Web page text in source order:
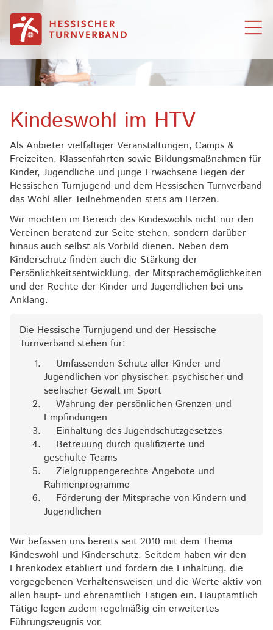
Kindeswohl im HTV
Als Anbieter vielfältiger Veranstaltungen, Camps &
Freizeiten, Klassenfahrten sowie Bildungsmaßnahmen für
Kinder, Jugendliche und junge Erwachsene liegen der
Hessischen Turnjugend und dem Hessischen Turnverband
das Wohl aller Teilnehmenden stets am Herzen.
Wir möchten im Bereich des Kindeswohls nicht nur den
Vereinen beratend zur Seite stehen, sondern darüber
hinaus auch selbst als Vorbild dienen. Neben dem
Kinderschutz finden auch die Stärkung der
Persönlichkeitsentwicklung, der Mitsprachemöglichkeiten
und der Rechte der Kinder und Jugendlichen bei uns
Anklang.
Die Hessische Turnjugend und der Hessische
Turnverband stehen für:
Umfassenden Schutz aller Kinder und
Jugendlichen vor physischer, psychischer und
seelischer Gewalt im Sport
Wahrung der persönlichen Grenzen und
Empfindungen
Einhaltung des Jugendschutzgesetzes
Betreuung durch qualifizierte und
geschulte Teams
Zielgruppengerechte Angebote und
Rahmenprogramme
Förderung der Mitsprache von Kindern und
Jugendlichen
Wir befassen uns bereits seit 2010 mit dem Thema
Kindeswohl und Kinderschutz. Seitdem haben wir den
Ehrenkodex etabliert und fordern die Einhaltung, die
vorgegebenen Verhaltensweisen und die Werte aktiv von
allen haupt- und ehrenamtlich Tätigen ein. Hauptamtlich
Tätige legen zudem regelmäßig ein erweitertes
Führungszeugnis vor.